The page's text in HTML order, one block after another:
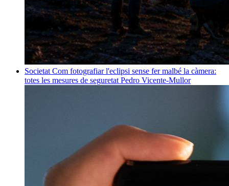
Societat Com fotografiar l'eclipsi sense fer malbé la càmera:
totes les mesures de seguretat Pedro Vicente-Mullor